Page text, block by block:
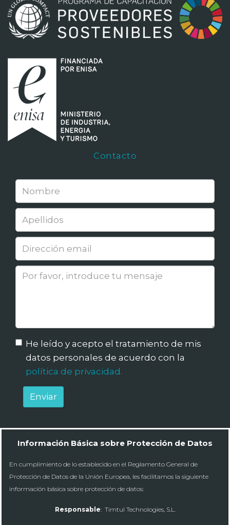
Contacto
He leído y acepto el tratamiento de mis
datos personales de acuerdo con la
política de privacidad.
Enviar
Información Básica sobre Protección de Datos
En cumplimiento de lo establecido en el Reglamento General de
Protección de Datos de la Unión Europea, les facilitamos la siguiente
información básica sobre protección de datos:
Responsable: Timtul Technologies, S.L.